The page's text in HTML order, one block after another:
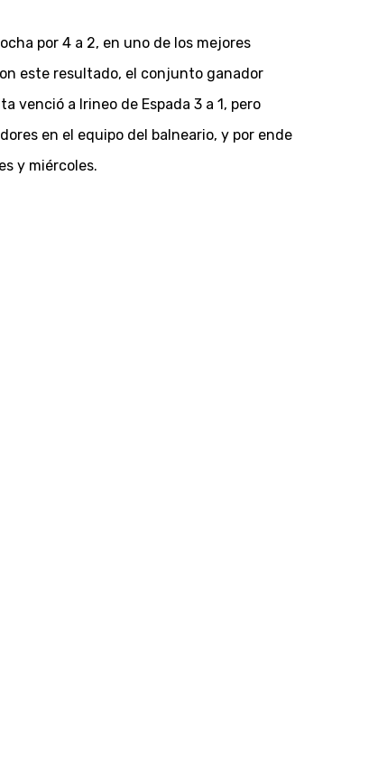
por 4 a 2, en uno de los mejores
este resultado, el conjunto ganador
venció a Irineo de Espada 3 a 1, pero
en el equipo del balneario, y por ende
y miércoles.